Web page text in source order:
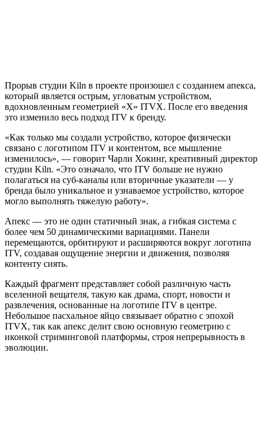
Прорыв студии Kiln в проекте произошел с созданием апекса,
который является острым, угловатым устройством,
вдохновленным геометрией «X» ITVX. После его введения
это изменило весь подход ITV к бренду.
«Как только мы создали устройство, которое физически
связано с логотипом ITV и контентом, все мышление
изменилось», — говорит Чарли Хокинг, креативный директор
студии Kiln. «Это означало, что ITV больше не нужно
полагаться на суб-каналы или вторичные указатели — у
бренда было уникальное и узнаваемое устройство, которое
могло выполнять тяжелую работу».
Апекс — это не один статичный знак, а гибкая система с
более чем 50 динамическими вариациями. Панели
перемещаются, орбитируют и расширяются вокруг логотипа
ITV, создавая ощущение энергии и движения, позволяя
контенту сиять.
Каждый фрагмент представляет собой различную часть
вселенной вещателя, такую как драма, спорт, новости и
развлечения, основанные на логотипе ITV в центре.
Небольшое пасхальное яйцо связывает обратно с эпохой
ITVX, так как апекс делит свою основную геометрию с
иконкой стриминговой платформы, строя непрерывность в
эволюции.